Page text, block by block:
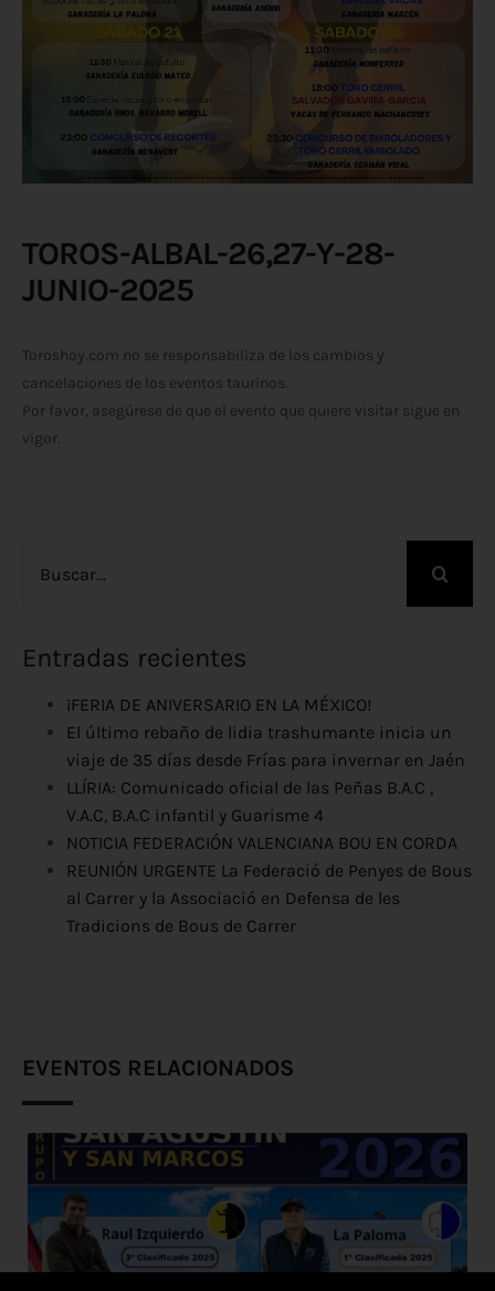
TOROS-ALBAL-26,27-Y-28-
JUNIO-2025
Toroshoy.com no se responsabiliza de los cambios y
cancelaciones de los eventos taurinos.
Por favor, asegúrese de que el evento que quiere visitar sigue en
vigor.
Entradas recientes
¡FERIA DE ANIVERSARIO EN LA MÉXICO!
El último rebaño de lidia trashumante inicia un
viaje de 35 días desde Frías para invernar en Jaén
LLÍRIA: Comunicado oficial de las Peñas B.A.C ,
V.A.C, B.A.C infantil y Guarisme 4
NOTICIA FEDERACIÓN VALENCIANA BOU EN CORDA
REUNIÓN URGENTE La Federació de Penyes de Bous
al Carrer y la Associació en Defensa de les
Tradicions de Bous de Carrer
EVENTOS RELACIONADOS